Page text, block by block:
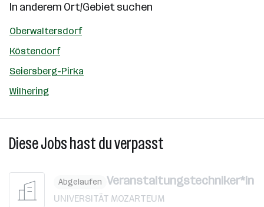
In anderem Ort/Gebiet suchen
Oberwaltersdorf
Köstendorf
Seiersberg-Pirka
Wilhering
Diese Jobs hast du verpasst
Abgelaufen Veranstaltungstechniker*in
UNIVERSITÄT MOZARTEUM